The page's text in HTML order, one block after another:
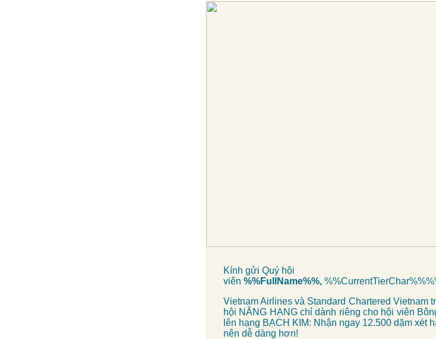
Kính gửi Quý hội
viên %%FullName%%,
Vietnam Airlines và Standard Chartered Vietnam
hội NÂNG HẠNG chỉ dành riêng cho hội viên
lên hạng BẠCH KIM: Nhận ngay 12.500 dặm xét
nên dễ dàng hơn!